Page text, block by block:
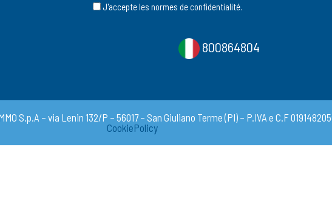
J'accepte les normes de confidentialité.
800864804
S.p.A – via Lenin 132/P – 56017 – San Giuliano Terme (PI) – P.IVA e C.F
CookiePolicy